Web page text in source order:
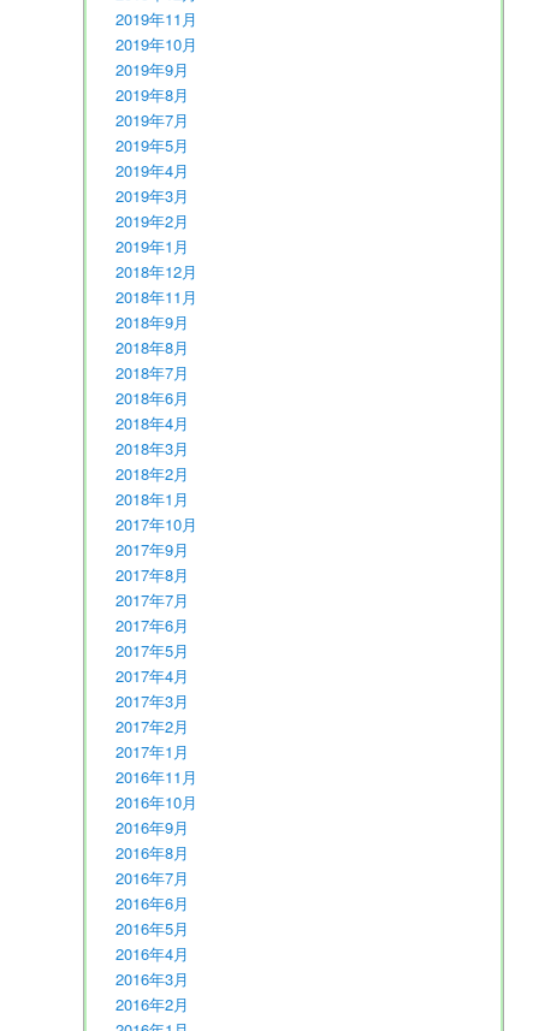
2019年11月
2019年10月
2019年9月
2019年8月
2019年7月
2019年5月
2019年4月
2019年3月
2019年2月
2019年1月
2018年12月
2018年11月
2018年9月
2018年8月
2018年7月
2018年6月
2018年4月
2018年3月
2018年2月
2018年1月
2017年10月
2017年9月
2017年8月
2017年7月
2017年6月
2017年5月
2017年4月
2017年3月
2017年2月
2017年1月
2016年11月
2016年10月
2016年9月
2016年8月
2016年7月
2016年6月
2016年5月
2016年4月
2016年3月
2016年2月